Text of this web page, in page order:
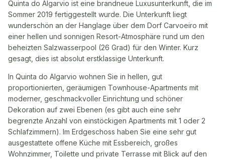
Quinta do Algarvio ist eine brandneue Luxusunterkunft, die im
Sommer 2019 fertiggestellt wurde. Die Unterkunft liegt
wunderschön an der Hanglage über dem Dorf Carvoeiro mit
einer hellen und sonnigen Resort-Atmosphäre rund um den
beheizten Salzwasserpool (26 Grad) für den Winter. Kurz
gesagt, dies ist absolut erstklassige Unterkunft.
In Quinta do Algarvio wohnen Sie in hellen, gut
proportionierten, geräumigen Townhouse-Apartments mit
moderner, geschmackvoller Einrichtung und schöner
Dekoration auf zwei Ebenen (es gibt auch eine sehr
begrenzte Anzahl von einstöckigen Apartments mit 1 oder 2
Schlafzimmern). Im Erdgeschoss haben Sie eine sehr gut
ausgestattete offene Küche mit Essbereich, großes
Wohnzimmer, Toilette und private Terrasse mit Blick auf den